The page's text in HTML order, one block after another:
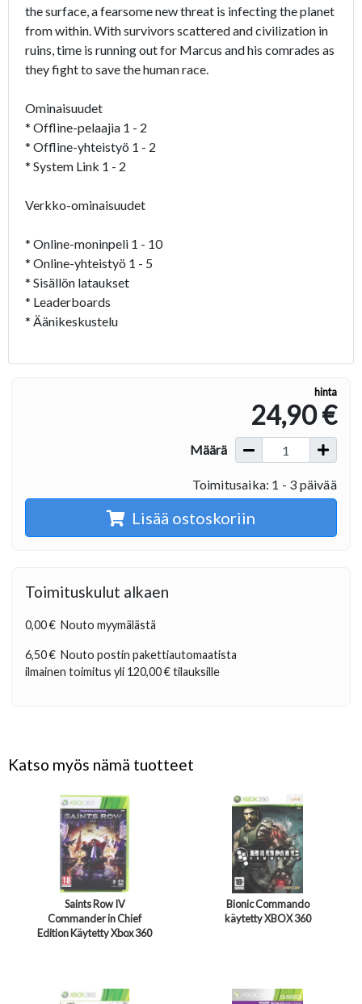
the surface, a fearsome new threat is infecting the planet
from within. With survivors scattered and civilization in
ruins, time is running out for Marcus and his comrades as
they fight to save the human race.
Ominaisuudet
* Offline-pelaajia 1 - 2
* Offline-yhteistyö 1 - 2
* System Link 1 - 2
Verkko-ominaisuudet
* Online-moninpeli 1 - 10
* Online-yhteistyö 1 - 5
* Sisällön lataukset
* Leaderboards
* Äänikeskustelu
hinta
24,90 €
Määrä
Toimitusaika: 1 - 3 päivää
Lisää ostoskoriin
Toimituskulut alkaen
0,00 € Nouto myymälästä
6,50 € Nouto postin pakettiautomaatista
ilmainen toimitus yli 120,00 €tilauksille
Katso myös nämä tuotteet
Saints Row IV
Commander in Chief
Edition Käytetty Xbox 360
Bionic Commando
käytetty XBOX 360